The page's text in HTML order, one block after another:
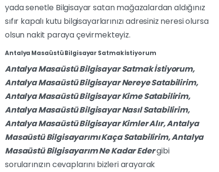
yada senetle Bilgisayar satan mağazalardan aldığınız
sıfır kapalı kutu bilgisayarlarınızı adresiniz neresi olursa
olsun nakit paraya çevirmekteyiz.
Antalya Masaüstü Bilgisayar Satmak İstiyorum
Antalya Masaüstü Bilgisayar Satmak İstiyorum,
AntalyaMasaüstü Bilgisayar Nereye Satabilirim,
AntalyaMasaüstü Bilgisayar Kime Satabilirim,
AntalyaMasaüstü Bilgisayar Nasıl Satabilirim,
AntalyaMasaüstü Bilgisayar Kimler Alır,Antalya
Masaüstü Bilgisayarımı Kaça Satabilirim,Antalya
Masaüstü Bilgisayarım Ne Kadar Edergibi
sorularınızın cevaplarını bizleri arayarak